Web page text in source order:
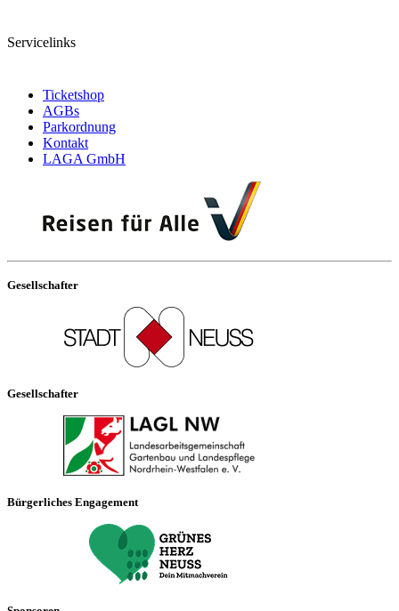
Servicelinks
Ticketshop
AGBs
Parkordnung
Kontakt
LAGA GmbH
Gesellschafter
Gesellschafter
Bürgerliches Engagement